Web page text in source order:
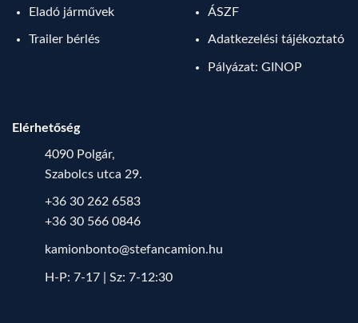
Eladó járművek
Trailer bérlés
ÁSZF
Adatkezelési tájékoztató
Pályázat: GINOP
Elérhetőség
4090 Polgár,
Szabolcs utca 29.
+36 30 262 6583
+36 30 566 0846
kamionbonto@stefancamion.hu
H-P: 7-17 | Sz: 7-12:30